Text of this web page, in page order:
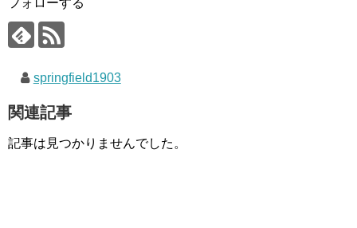
フォローする
springfield1903
関連記事
記事は見つかりませんでした。